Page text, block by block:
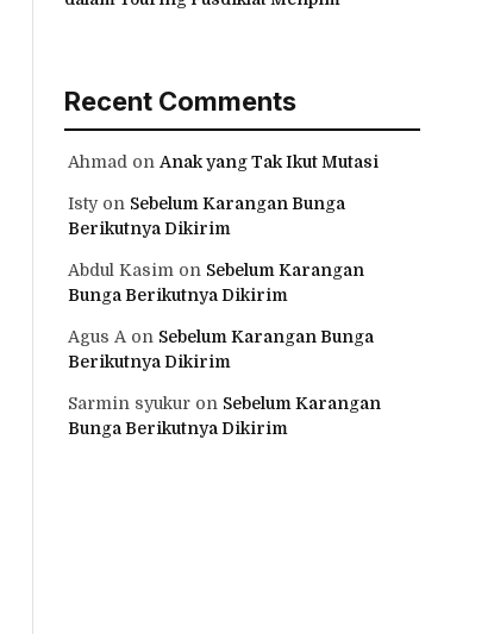
Recent Comments
Ahmad on Anak yang Tak Ikut Mutasi
Istyon Sebelum Karangan Bunga
Berikutnya Dikirim
Abdul Kasim on Sebelum Karangan
Bunga Berikutnya Dikirim
Agus A on Sebelum Karangan Bunga
Berikutnya Dikirim
Sarmin syukur on Sebelum Karangan
Bunga Berikutnya Dikirim